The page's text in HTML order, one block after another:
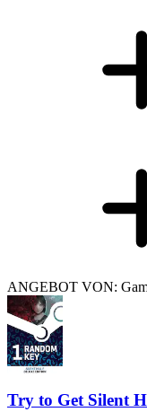
ANGEBOT VON:
Try to Get Silent